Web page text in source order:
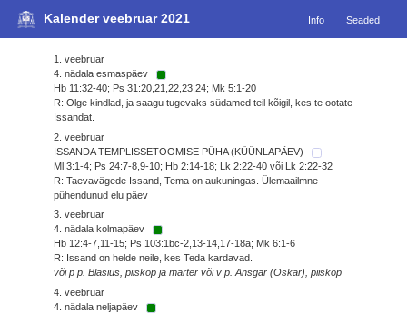
Kalender veebruar 2021 Info Seaded
1. veebruar
4. nädala esmaspäev
Hb 11:32-40; Ps 31:20,21,22,23,24; Mk 5:1-20
R: Olge kindlad, ja saagu tugevaks südamed teil kõigil, kes te ootate
Issandat.
2. veebruar
ISSANDA TEMPLISSETOOMISE PÜHA (KÜÜNLAPÄEV)
Ml 3:1-4; Ps 24:7-8,9-10; Hb 2:14-18; Lk 2:22-40 või Lk 2:22-32
R: Taevavägede Issand, Tema on aukuningas. Ülemaailmne
pühendunud elu päev
3. veebruar
4. nädala kolmapäev
Hb 12:4-7,11-15; Ps 103:1bc-2,13-14,17-18a; Mk 6:1-6
R: Issand on helde neile, kes Teda kardavad.
või p p. Blasius, piiskop ja märter või v p. Ansgar (Oskar), piiskop
4. veebruar
4. nädala neljapäev